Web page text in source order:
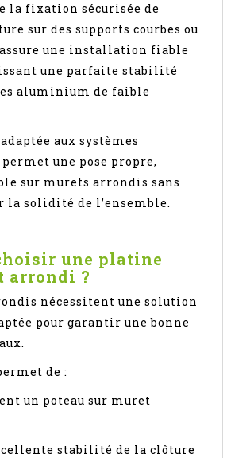
la fixation sécurisée de
sur des supports courbes ou
une installation fiable
une parfaite stabilité
aluminium de faible
aux systèmes
permet une pose propre,
sur murets arrondis sans
la solidité de l’ensemble.
une platine
arrondi ?
nécessitent une solution
pour garantir une bonne
de :
un poteau sur muret
stabilité de la clôture